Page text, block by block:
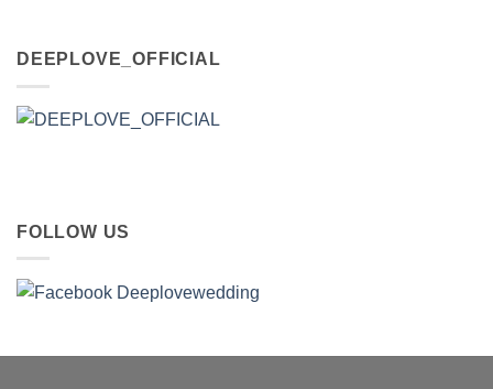
DEEPLOVE_OFFICIAL
FOLLOW US